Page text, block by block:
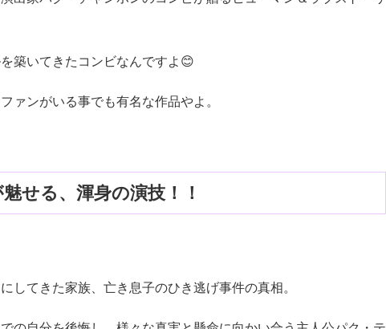
築いてきたコンビなんですよ😊
ァンがいる事でも有名な作品やよ。
せる、渾身の演技！！
してきた家族、亡き息子のひき逃げ事件の真相。